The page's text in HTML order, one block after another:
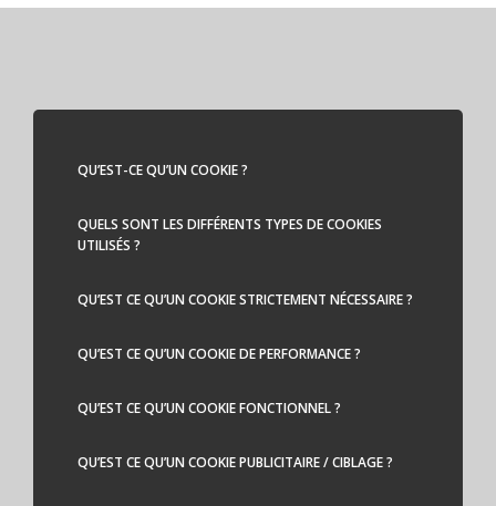
QU’EST-CE QU’UN COOKIE ?
QUELS SONT LES DIFFÉRENTS TYPES DE COOKIES
UTILISÉS ?
QU’EST CE QU’UN COOKIE STRICTEMENT NÉCESSAIRE ?
QU’EST CE QU’UN COOKIE DE PERFORMANCE ?
QU’EST CE QU’UN COOKIE FONCTIONNEL ?
QU’EST CE QU’UN COOKIE PUBLICITAIRE / CIBLAGE ?